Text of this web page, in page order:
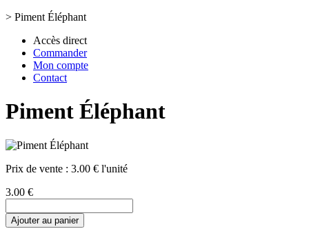
> Piment Éléphant
Accès direct
Commander
Mon compte
Contact
Piment Éléphant
Prix de vente : 3.00 € l'unité
3.00 €
Ajouter au panier